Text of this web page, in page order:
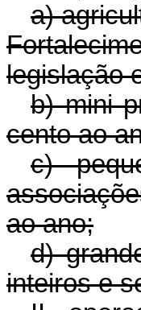
a)
legislação
b) mini
cento ao
c)
ao ano;
d)
inteiros e